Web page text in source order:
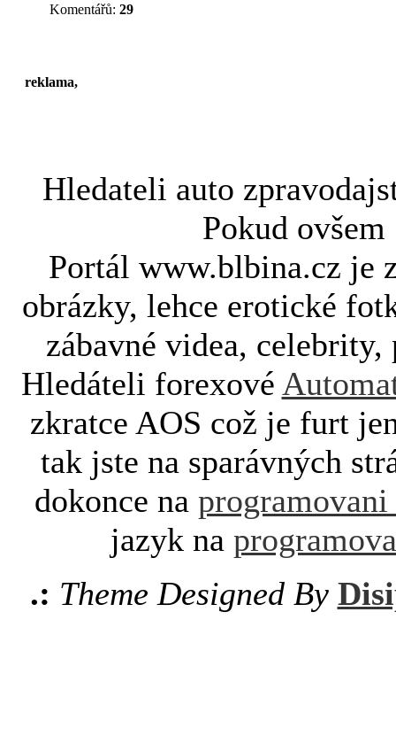
Komentářů: 29
reklama,
Hledateli auto
Pokud
Portál www.blbina.cz je
obrázky, lehce erotické
zábavné videa,
Hledáteli forexové
zkratce AOS což je furt
tak jste na sparávných
dokonce na programovani
jazyk na
.: Theme Designed By